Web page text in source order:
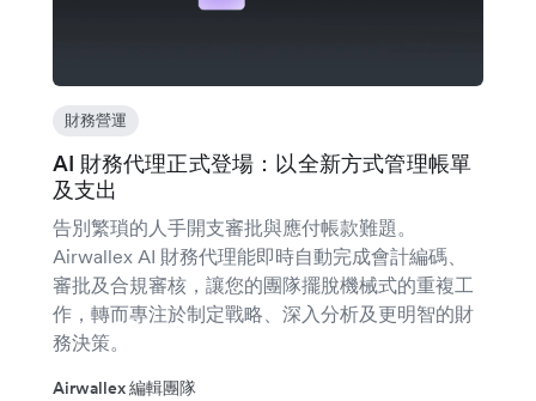
財務營運
AI 財務代理正式登場：以全新方式管理帳單
及支出
告別繁瑣的人手開支審批與應付帳款難題。
Airwallex AI 財務代理能即時自動完成會計編碼、
審批及合規審核，讓您的團隊擺脫機械式的重複工
作，轉而專注於制定戰略、深入分析及更明智的財
務決策。
Airwallex 編輯團隊